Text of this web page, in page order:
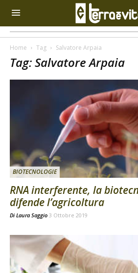
Home Tag Salvatore Arpaia
Tag: Salvatore Arpaia
BIOTECNOLOGIE
RNA interferente, la
difende l’agricoltura
Di Laura Saggio 3 Ottobre 2019